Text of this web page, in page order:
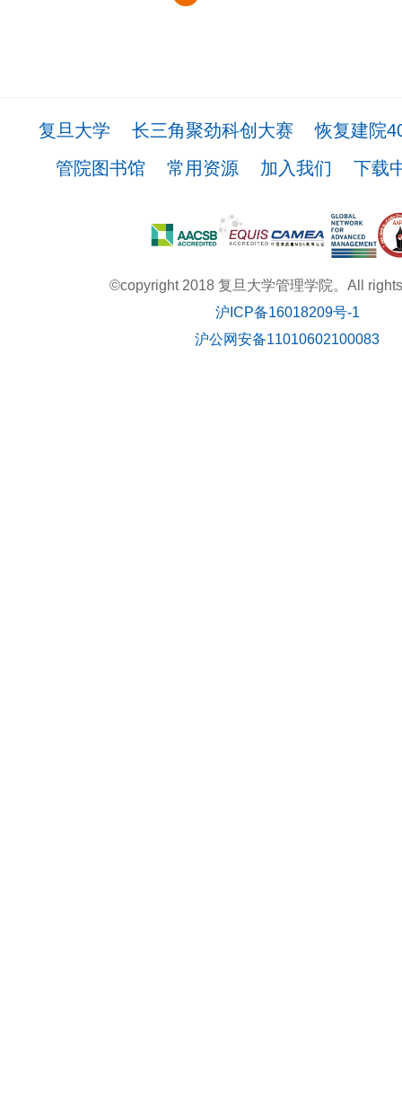
复旦大学 长三角聚劲科创大赛
恢复建院
管院图书馆
常用资源 加入我们 下载
©copyright 2018 复旦大学管理学院。All
沪ICP备16018209号-1
沪公网安备11010602100083